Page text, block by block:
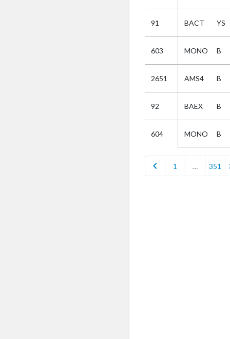
91 BACT YS
603 MONO B
2651 AMS4 B
92 BAEX B
604 MONO B
chevron_left 1 … 351